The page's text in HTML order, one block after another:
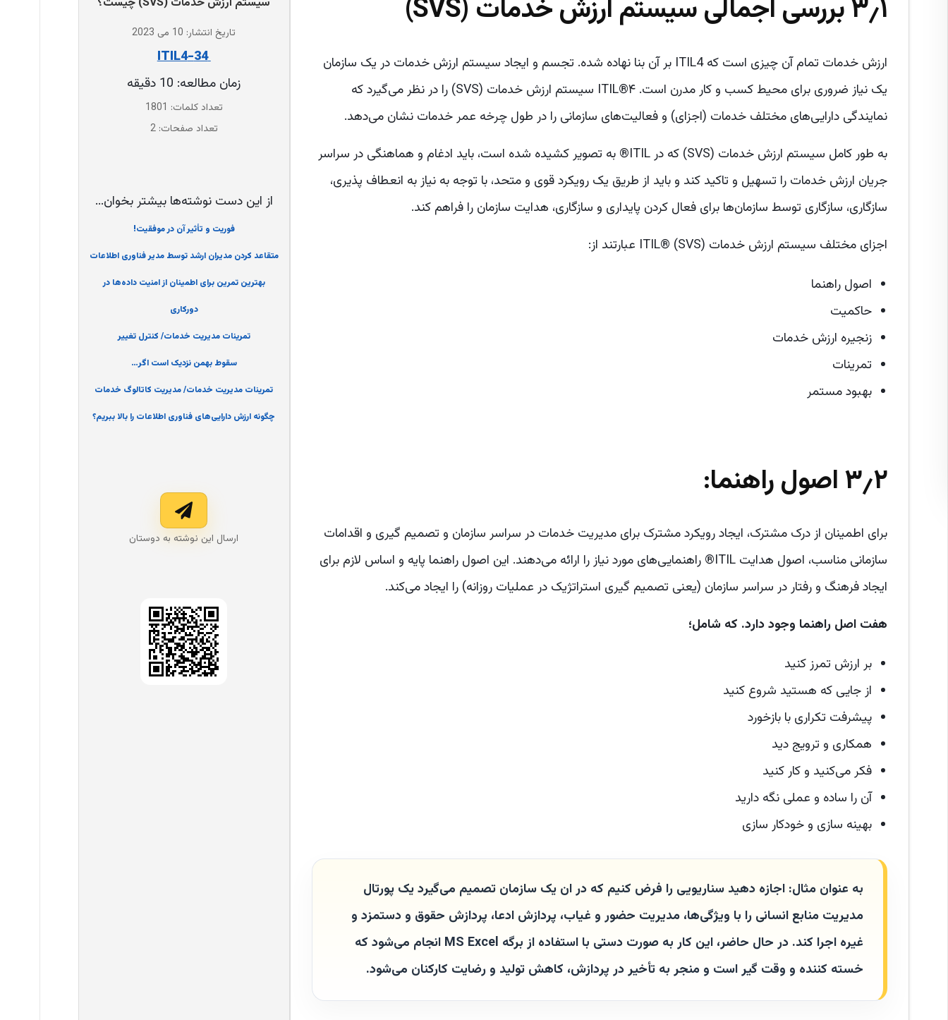
۳٫۱ بررسی اجمالی سیستم ارزش خدمات (SVS)
ارزش خدمات تمام آن چیزی است که ITIL4 بر آن بنا نهاده شده. تجسم و ایجاد سیستم ارزش خدمات در یک سازمان
یک نیاز ضروری برای محیط کسب و کار مدرن است. ITIL®۴ سیستم ارزش خدمات (SVS) را در نظر می‌گیرد که
نمایندگی دارایی‌های مختلف خدمات (اجزای) و فعالیت‌های سازمانی را در طول چرخه عمر خدمات نشان می‌دهد.
به طور کامل سیستم ارزش خدمات (SVS) که در ITIL® به تصویر کشیده شده است، باید ادغام و هماهنگی در سراسر
جریان ارزش خدمات را تسهیل و تاکید کند و باید از طریق یک رویکرد قوی و متحد، با توجه به نیاز به انعطاف پذیری،
سازگاری، سازگاری توسط سازمان‌ها برای فعال کردن پایداری و سازگاری، هدایت سازمان را فراهم کند.
اجزای مختلف سیستم ارزش خدمات ITIL® (SVS) عبارتند از:
اصول راهنما
حاکمیت
زنجیره ارزش خدمات
تمرینات
بهبود مستمر
۳٫۲ اصول راهنما:
برای اطمینان از درک مشترک، ایجاد رویکرد مشترک برای مدیریت خدمات در سراسر سازمان و تصمیم گیری و اقدامات
سازمانی مناسب، اصول هدایت ITIL® راهنمایی‌های مورد نیاز را ارائه می‌دهند. این اصول راهنما پایه و اساس لازم برای
ایجاد فرهنگ و رفتار در سراسر سازمان (یعنی تصمیم گیری استراتژیک در عملیات روزانه) را ایجاد می‌کند.
هفت اصل راهنما وجود دارد. که شامل؛
بر ارزش تمرز کنید
از جایی که هستید شروع کنید
پیشرفت تکراری با بازخورد
همکاری و ترویج دید
فکر می‌کنید و کار کنید
آن را ساده و عملی نگه دارید
بهینه سازی و خودکار سازی
به عنوان مثال: اجازه دهید سناریویی را فرض کنیم که در ان یک سازمان تصمیم می‌گیرد یک پورتال
مدیریت منابع انسانی را با ویژگی‌ها، مدیریت حضور و غیاب، پردازش ادعا، پردازش حقوق و دستمزد و
غیره اجرا کند. در حال حاضر، این کار به صورت دستی با استفاده از برگه MS Excel انجام می‌شود که
خسته کننده و وقت گیر است و منجر به تأخیر در پردازش، کاهش تولید و رضایت کارکنان می‌شود.
تاریخ انتشار: 10 می 2023
‌ 34-ITIL4
زمان مطالعه: 10 دقیقه
تعداد کلمات: 1801
تعداد صفحات: 2
از این دست نوشته‌ها بیشتر بخوان...
فوریت و تأثیر آن در موفقیت!
متقاعد کردن مدیران ارشد توسط مدیر فناوری اطلاعات
بهترین تمرین برای اطمینان از امنیت داده‌ها در
دورکاری
تمرینات مدیریت خدمات/ کنترل تغییر
سقوط بهمن نزدیک است اگر…
تمرینات مدیریت خدمات/ مدیریت کاتالوگ خدمات
چگونه ارزش دارایی‌های فناوری اطلاعات را بالا ببریم؟
ارسال این نوشته به دوستان‌